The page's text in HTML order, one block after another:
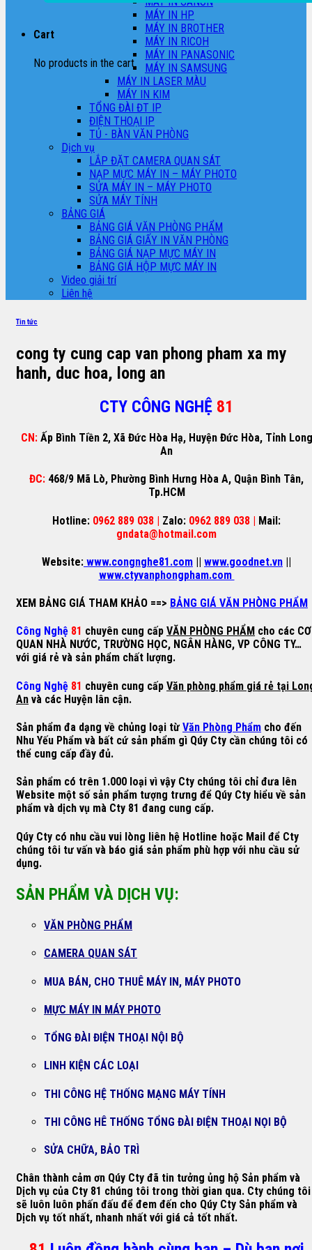
Cart
No products in the cart.
MÁY IN HP
MÁY IN BROTHER
MÁY IN RICOH
MÁY IN PANASONIC
MÁY IN SAMSUNG
MÁY IN LASER MÀU
MÁY IN KIM
TỔNG ĐÀI ĐT IP
ĐIỆN THOẠI IP
TỦ - BÀN VĂN PHÒNG
Dịch vụ
LẮP ĐẶT CAMERA QUAN SÁT
NẠP MỰC MÁY IN – MÁY PHOTO
SỬA MÁY IN – MÁY PHOTO
SỬA MÁY TÍNH
BẢNG GIÁ
BẢNG GIÁ VĂN PHÒNG PHẨM
BẢNG GIÁ GIẤY IN VĂN PHÒNG
BẢNG GIÁ NẠP MỰC MÁY IN
BẢNG GIÁ HỘP MỰC MÁY IN
Video giải trí
Liên hệ
Tin tức
cong ty cung cap van phong pham xa my
hanh, duc hoa, long an
CTY CÔNG NGHỆ 81
CN: Ấp Bình Tiền 2, Xã Đức Hòa Hạ, Huyện Đức Hòa, Tỉnh Long
An
ĐC: 468/9 Mã Lò, Phường Bình Hưng Hòa A, Quận Bình Tân,
Tp.HCM
Hotline: 0962 889 038 | Zalo: 0962 889 038 | Mail:
gndata@hotmail.com
Website: www.congnghe81.com || www.goodnet.vn ||
www.ctyvanphongpham.com
XEM BẢNG GIÁ THAM KHẢO ==> BẢNG GIÁ VĂN PHÒNG PHẨM
Công Nghệ 81 chuyên cung cấp VĂN PHÒNG PHẨM cho các CƠ
QUAN NHÀ NƯỚC, TRƯỜNG HỌC, NGÂN HÀNG, VP CÔNG TY…
với giá rẻ và sản phẩm chất lượng.
Công Nghệ 81 chuyên cung cấp Văn phòng phẩm giá rẻ tại
An và các Huyện lân cận.
Sản phẩm đa dạng về chủng loại từ Văn Phòng Phẩm cho đến
Nhu Yếu Phẩm và bất cứ sản phẩm gì Qúy Cty cần chúng tôi có
thể cung cấp đầy đủ.
Sản phẩm có trên 1.000 loại vì vậy Cty chúng tôi chỉ đưa lên
Website một số sản phẩm tượng trưng để Qúy Cty hiểu về sản
phẩm và dịch vụ mà Cty 81 đang cung cấp.
Qúy Cty có nhu cầu vui lòng liên hệ Hotline hoặc Mail để Cty
chúng tôi tư vấn và báo giá sản phẩm phù hợp với nhu cầu sử
dụng.
SẢN PHẨM VÀ DỊCH VỤ:
VĂN PHÒNG PHẨM
CAMERA QUAN SÁT
MUA BÁN, CHO THUÊ MÁY IN, MÁY PHOTO
MỰC MÁY IN MÁY PHOTO
TỔNG ĐÀI ĐIỆN THOẠI NỘI BỘ
LINH KIỆN CÁC LOẠI
THI CÔNG HỆ THỐNG MẠNG MÁY TÍNH
THI CÔNG HÊ THỐNG TỔNG ĐÀI ĐIỆN THOẠI NỌI BỘ
SỬA CHỮA, BẢO TRÌ
Chân thành cảm ơn Qúy Cty đã tin tưởng ủng hộ Sản phẩm và
Dịch vụ của Cty 81 chúng tôi trong thời gian qua. Cty chúng tôi
sẽ luôn luôn phấn đấu để đem đến cho Qúy Cty Sản phẩm và
Dịch vụ tốt nhất, nhanh nhất với giá cả tốt nhất.